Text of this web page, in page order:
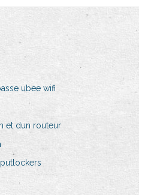
ubee wifi
et dun routeur